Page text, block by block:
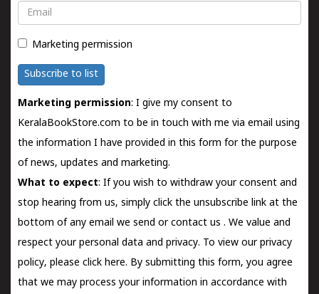
Email
Marketing permission
Subscribe to list
Marketing permission: I give my consent to
KeralaBookStore.com to be in touch with me via email using
the information I have provided in this form for the purpose
of news, updates and marketing.
What to expect: If you wish to withdraw your consent and
stop hearing from us, simply click the unsubscribe link at the
bottom of any email we send orcontact us . We value and
respect your personal data and privacy. To view our privacy
policy, please click here. By submitting this form, you agree
that we may process your information in accordance with